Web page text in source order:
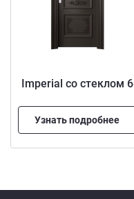
Imperial со стеклом 6
Узнать подробнее